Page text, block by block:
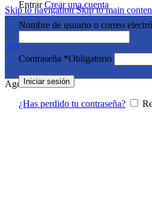
Skip to navigationSkip to main
$ 0
EntrarCrear una cuenta
Nombre de usuario o correo
Contraseña *Obligatorio
Iniciar sesión
¿Has perdido tu contraseña?
Agotado